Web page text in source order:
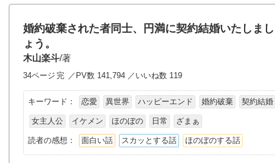
婚約破棄された者同士、円満に契約結婚いたしまし
ょう。
木山楽斗/著
34ページ 完 ／PV数 141,794 ／いいね数 119
キーワード： 恋愛 異世界 ハッピーエンド 婚約破棄 契約結婚
女主人公 イケメン ほのぼの 日常 ざまぁ
読者の感想： 面白い話 スカッとする話 ほのぼのする話